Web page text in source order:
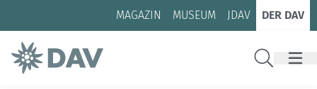
Zum Inhalt
Zur Footer-Navigation
MAGAZIN MUSEUM JDAV DER DAV